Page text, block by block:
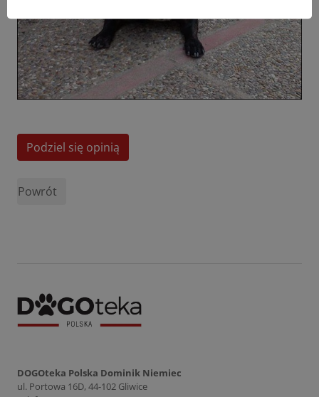
Podziel się opinią
Powrót
DOGOteka Polska Dominik Niemiec
ul. Portowa 16D, 44-102 Gliwice